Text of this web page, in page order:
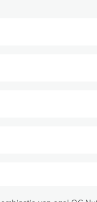
haar te
masseer het zachtjes